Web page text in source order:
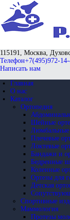
115191, Москва,
Телефон+7(495)972-
Написать нам
Главная
О нас
Каталог
Ортопедия
Шейные
Люмбальные
Плечевые
Локтевые
Бандажи и
Бедренные
Коленные
Ортезы для
Детская
Спортивные
Маммология
Протезы